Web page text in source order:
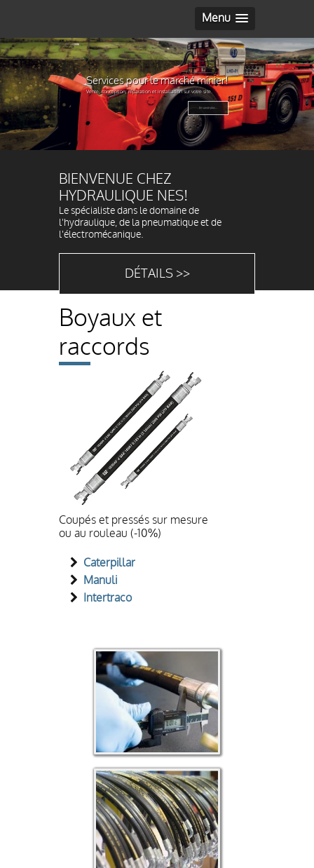
Menu
Services pour le marché minier!
Vente, conception, réparation et installation sur votre site.
En savoir plus...
BIENVENUE CHEZ
HYDRAULIQUE NES!
Le spécialiste dans le domaine de
l'hydraulique, de la pneumatique et de
l'électromécanique.
DÉTAILS >>
Boyaux et
raccords
Coupés et pressés sur mesure
ou au rouleau (-10%)
Caterpillar
Manuli
Intertraco